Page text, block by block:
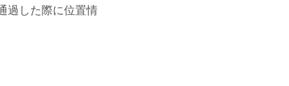
過した際に位置情